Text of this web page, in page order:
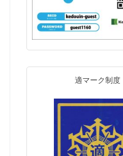
適マーク制度